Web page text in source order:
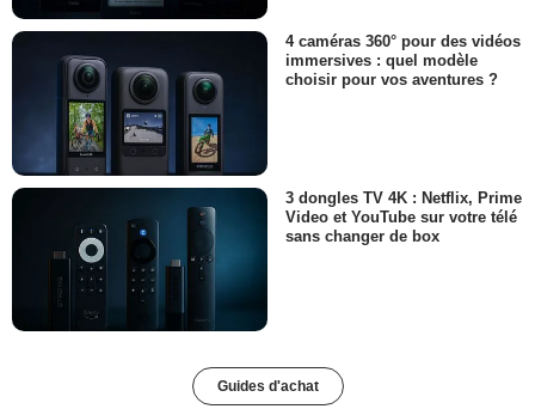
4 caméras 360° pour des vidéos
immersives : quel modèle
choisir pour vos aventures ?
3 dongles TV 4K : Netflix, Prime
Video et YouTube sur votre télé
sans changer de box
Guides d'achat